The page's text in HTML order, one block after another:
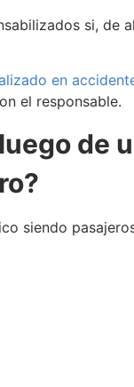
si, de
en
el responsable.
de
siendo